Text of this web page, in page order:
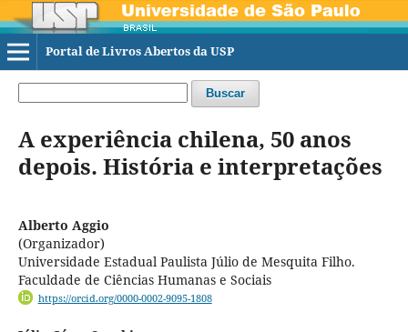
Portal de Livros Abertos da USP
Buscar
A experiência chilena, 50 anos
depois. História e interpretações
Alberto Aggio
(Organizador)
Universidade Estadual Paulista Júlio de Mesquita Filho.
Faculdade de Ciências Humanas e Sociais
https://orcid.org/0000-0002-9095-1808